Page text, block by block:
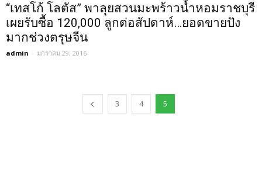
“เทสโก้ โลตัส” พาลุยสวนมะพร้าวน้ำหอมราชบุรี
เผยรับซื้อ 120,000 ลูกต่อสัปดาห์…ยอดขายปัง
มากช่วงตรุษจีน
admin - มกราคม 29, 2016
3 4 5